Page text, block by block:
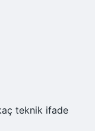
teknik ifade